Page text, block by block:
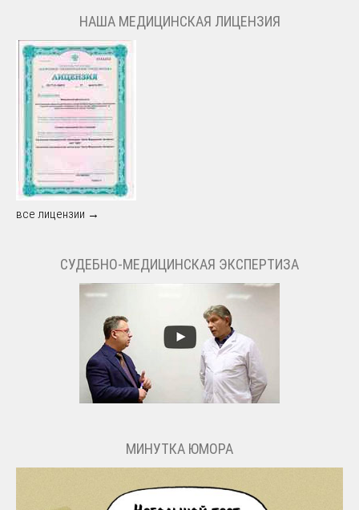
НАША МЕДИЦИНСКАЯ ЛИЦЕНЗИЯ
все лицензии →
СУДЕБНО-МЕДИЦИНСКАЯ ЭКСПЕРТИЗА
МИНУТКА ЮМОРА